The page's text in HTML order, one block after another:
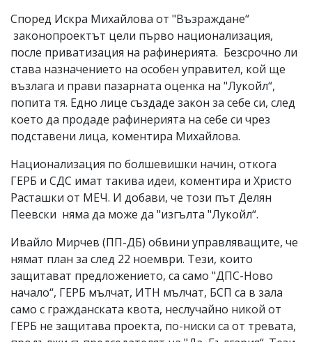
Според Искра Михайлова от "Възраждане“
законопроектът цели първо национализация,
после приватизация на рафинерията. Безсрочно ли
става назначението на особен управител, кой ще
възлага и прави пазарната оценка на "Лукойл“,
попита тя. Едно лице създаде закон за себе си, след
което да продаде рафинерията на себе си чрез
подставени лица, коментира Михайлова.
Национализация по болшевишки начин, откога
ГЕРБ и СДС имат такива идеи, коментира и Христо
Расташки от МЕЧ. И добави, че този път Делян
Пеевски няма да може да "изгълта "Лукойл“.
Ивайло Мирчев (ПП-ДБ) обвини управляващите, че
нямат план за след 22 ноември. Тези, които
защитават предложението, са само "ДПС-Ново
начало“, ГЕРБ мълчат, ИТН мълчат, БСП са в зала
само с гражданската квота, неслучайно никой от
ГЕРБ не защитава проекта, по-ниски са от тревата,